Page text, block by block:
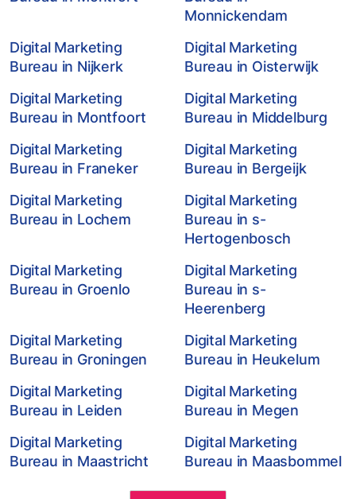
Monnickendam
Digital Marketing
Bureau in Nijkerk
Digital Marketing
Bureau in Oisterwijk
Digital Marketing
Bureau in Montfoort
Digital Marketing
Bureau in Middelburg
Digital Marketing
Bureau in Franeker
Digital Marketing
Bureau in Bergeijk
Digital Marketing
Bureau in Lochem
Digital Marketing
Bureau in s-
Hertogenbosch
Digital Marketing
Bureau in Groenlo
Digital Marketing
Bureau in s-
Heerenberg
Digital Marketing
Bureau in Groningen
Digital Marketing
Bureau in Heukelum
Digital Marketing
Bureau in Leiden
Digital Marketing
Bureau in Megen
Digital Marketing
Bureau in Maastricht
Digital Marketing
Bureau in Maasbommel